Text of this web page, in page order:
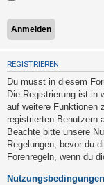
g
i
t
r
i
e
r
e
REGISTRIEREN
Du musst in diesem
Die Registrierung ist in
auf weitere Funktionen
registrierten Benutzern
Beachte bitte unsere
Regelungen, bevor du
Forenregeln, wenn du
Nutzungsbedingungen